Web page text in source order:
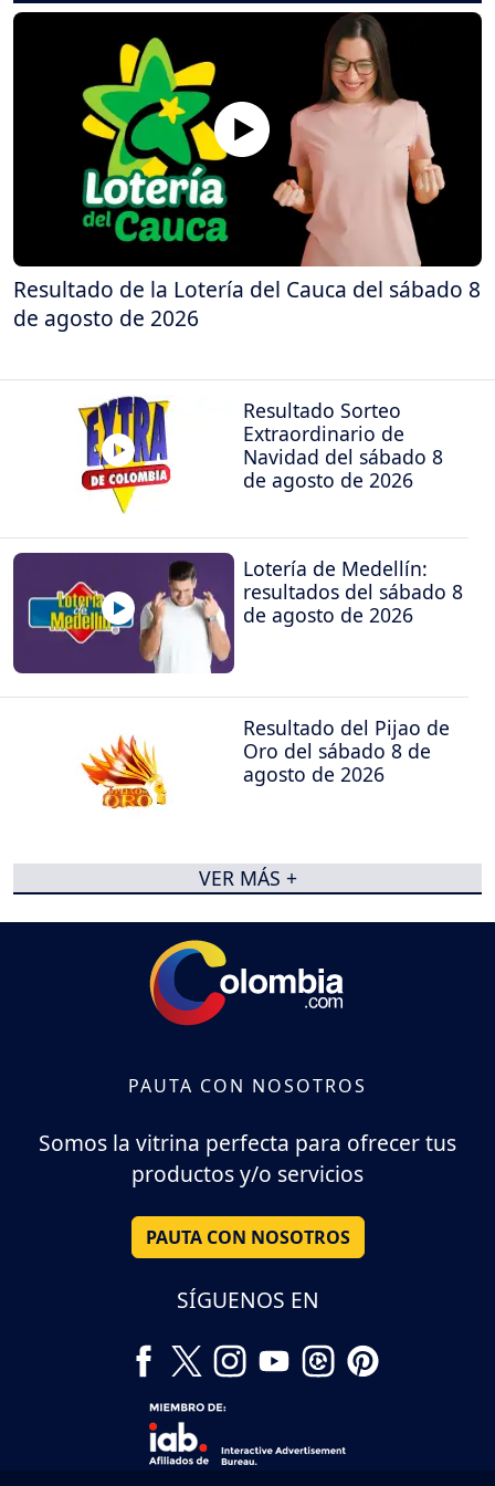
Resultado de la Lotería del Cauca del sábado 8
de agosto de 2026
Resultado Sorteo
Extraordinario de
Navidad del sábado 8
de agosto de 2026
Lotería de Medellín:
resultados del sábado 8
de agosto de 2026
Resultado del Pijao de
Oro del sábado 8 de
agosto de 2026
VER MÁS +
PAUTA CON NOSOTROS
Somos la vitrina perfecta para ofrecer tus
productos y/o servicios
PAUTA CON NOSOTROS
SÍGUENOS EN